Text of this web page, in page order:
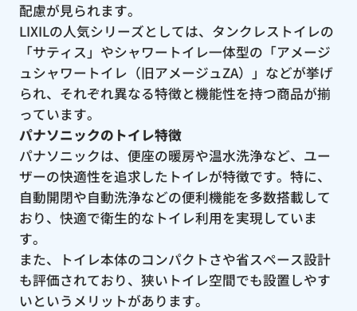
配慮が見られます。
LIXILの人気シリーズとしては、タンクレストイレの
「サティス」やシャワートイレ一体型の「アメージ
ュシャワートイレ（旧アメージュZA）」などが挙げ
られ、それぞれ異なる特徴と機能性を持つ商品が揃
っています。
パナソニックのトイレ特徴
パナソニックは、便座の暖房や温水洗浄など、ユー
ザーの快適性を追求したトイレが特徴です。特に、
自動開閉や自動洗浄などの便利機能を多数搭載して
おり、快適で衛生的なトイレ利用を実現していま
す。
また、トイレ本体のコンパクトさや省スペース設計
も評価されており、狭いトイレ空間でも設置しやす
いというメリットがあります。